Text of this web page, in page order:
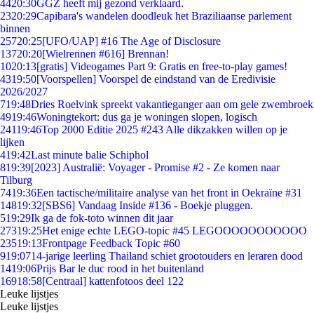
4420:30GGZ heeft mij gezond verklaard.
2320:29Capibara's wandelen doodleuk het Braziliaanse parlement
binnen
25720:25[UFO/UAP] #16 The Age of Disclosure
13720:20[Wielrennen #616] Brennan!
1020:13[gratis] Videogames Part 9: Gratis en free-to-play games!
4319:50[Voorspellen] Voorspel de eindstand van de Eredivisie
2026/2027
719:48Dries Roelvink spreekt vakantieganger aan om gele zwembroek
4919:46Woningtekort: dus ga je woningen slopen, logisch
24119:46Top 2000 Editie 2025 #243 Alle dikzakken willen op je
lijken
419:42Last minute balie Schiphol
819:39[2023] Australië: Voyager - Promise #2 - Ze komen naar
Tilburg
7419:36Een tactische/militaire analyse van het front in Oekraïne #31
14819:32[SBS6] Vandaag Inside #136 - Boekje pluggen.
519:29Ik ga de fok-toto winnen dit jaar
27319:25Het enige echte LEGO-topic #45 LEGOOOOOOOOOOO
23519:13Frontpage Feedback Topic #60
919:0714-jarige leerling Thailand schiet grootouders en leraren dood
1419:06Prijs Bar le duc rood in het buitenland
16918:58[Centraal] kattenfotoos deel 122
Leuke lijstjes
Leuke lijstjes